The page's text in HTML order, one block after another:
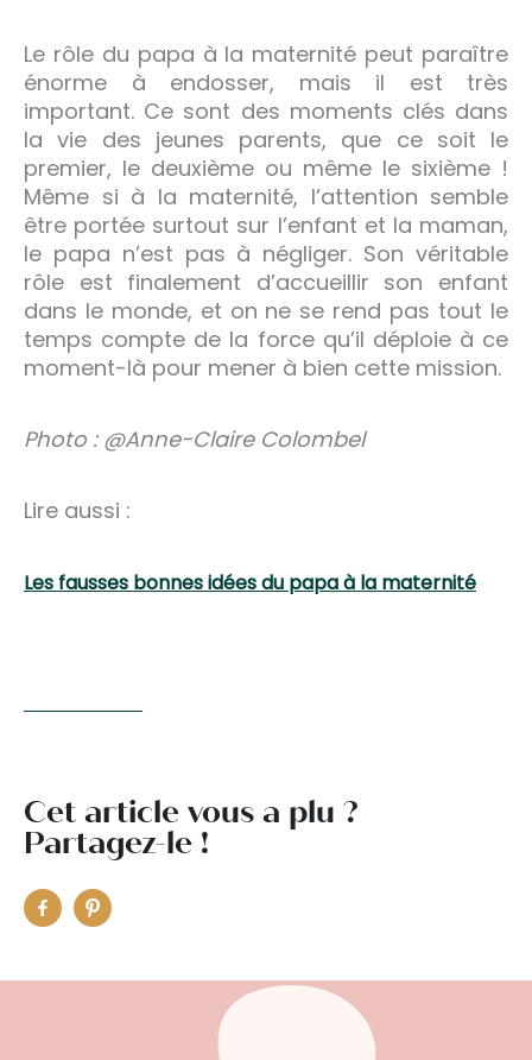
Le rôle du papa à la maternité peut paraître
énorme à endosser, mais il est très
important. Ce sont des moments clés dans
la vie des jeunes parents, que ce soit le
premier, le deuxième ou même le sixième !
Même si à la maternité, l’attention semble
être portée surtout sur l’enfant et la maman,
le papa n’est pas à négliger. Son véritable
rôle est finalement d’accueillir son enfant
dans le monde, et on ne se rend pas tout le
temps compte de la force qu’il déploie à ce
moment-là pour mener à bien cette mission.
Photo : @Anne-Claire Colombel
Lire aussi :
Les fausses bonnes idées du papa à la maternité
Cet article vous a plu ?
Partagez-le !